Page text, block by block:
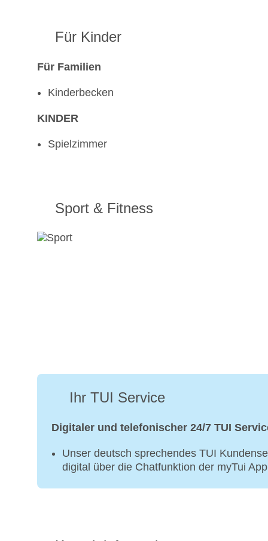
Für Kinder
Für Familien
Kinderbecken
KINDER
Spielzimmer
Sport & Fitness
Ihr TUI Service
Digitaler und telefonischer 24/7 TUI
Unser deutsch sprechendes TUI
digital über die Chatfunktion der myTui